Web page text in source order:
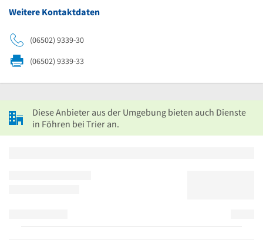
Weitere Kontaktdaten
(06502) 9339-30
(06502) 9339-33
Diese Anbieter aus der Umgebung bieten auch Dienste
in Föhren bei Trier an.